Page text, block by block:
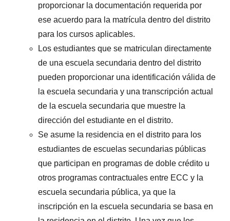
proporcionar la documentación requerida por
ese acuerdo para la matrícula dentro del distrito
para los cursos aplicables.
Los estudiantes que se matriculan directamente
de una escuela secundaria dentro del distrito
pueden proporcionar una identificación válida de
la escuela secundaria y una transcripción actual
de la escuela secundaria que muestre la
dirección del estudiante en el distrito.
Se asume la residencia en el distrito para los
estudiantes de escuelas secundarias públicas
que participan en programas de doble crédito u
otros programas contractuales entre ECC y la
escuela secundaria pública, ya que la
inscripción en la escuela secundaria se basa en